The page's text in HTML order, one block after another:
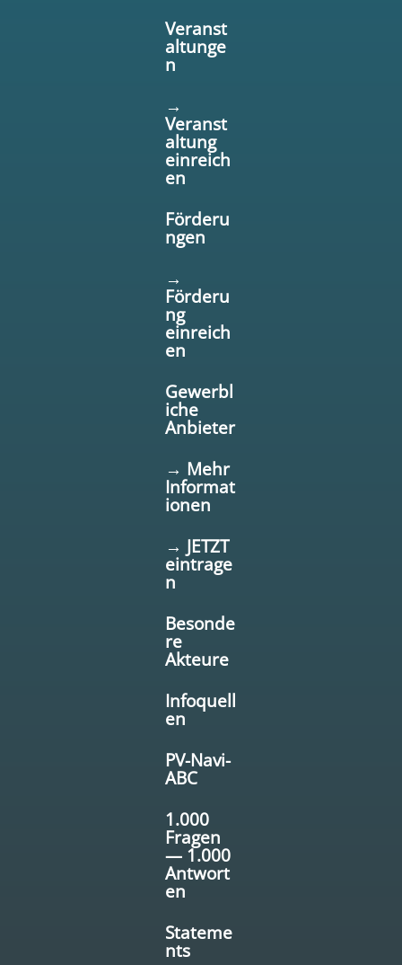
Veranst
altunge
n
→
Veranst
altung
einreich
en
Förderu
ngen
→
Förderu
ng
einreich
en
Gewerbl
iche
Anbieter
→ Mehr
Informat
ionen
→ JETZT
eintrage
n
Besonde
re
Akteure
Infoquell
en
PV-Navi-
ABC
1.000
Fragen
— 1.000
Antwort
en
Stateme
nts